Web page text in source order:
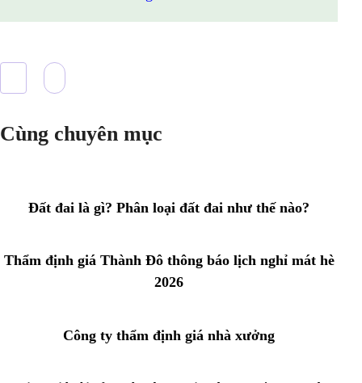
Cùng chuyên mục
Đất đai là gì? Phân loại đất đai như thế nào?
Thẩm định giá Thành Đô thông báo lịch nghỉ mát hè
2026
Công ty thẩm định giá nhà xưởng